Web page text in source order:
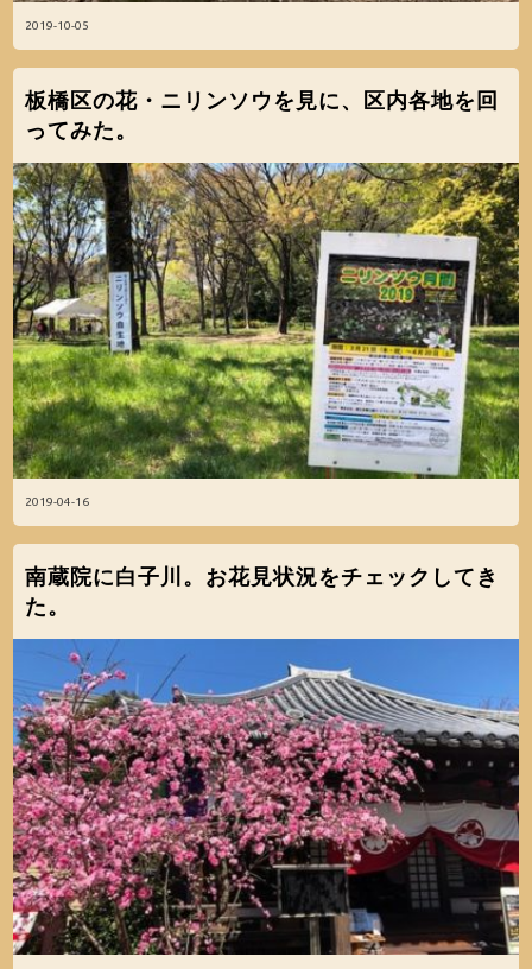
2019-10-05
2019-04-16
板橋区の花・ニリンソウを見に、区内各地を回
ってみた。
南蔵院に白子川。お花見状況をチェックしてき
た。